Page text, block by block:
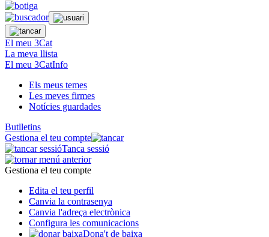
El meu 3Cat
La meva llista
El meu 3CatInfo
Els meus temes
Les meves firmes
Notícies guardades
Butlletins
Gestiona el teu compte
Tanca sessió
Gestiona el teu compte
Edita el teu perfil
Canvia la contrasenya
Canvia l'adreça electrònica
Configura les comunicacions
Dona't de baixa